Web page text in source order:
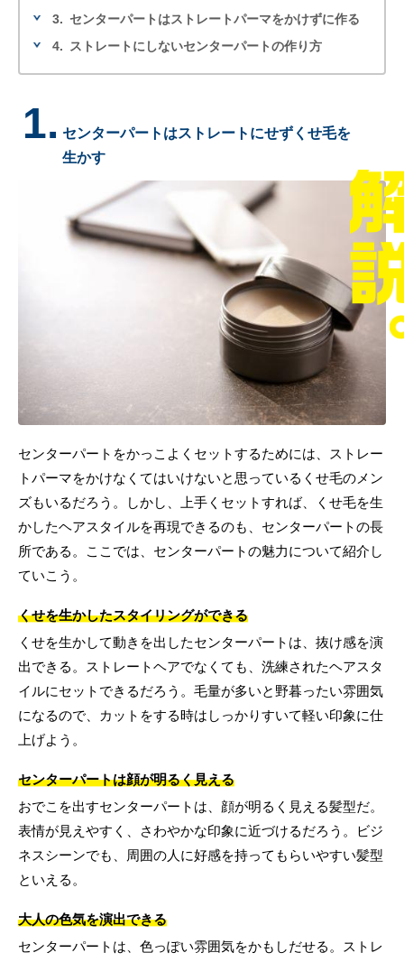
3. センターパートはストレートパーマをかけずに作る
4.
ストレートにしないセンターパートの作り方
1. センターパートはストレートにせずくせ毛を
生かす
センターパートをかっこよくセットするためには、ストレー
トパーマをかけなくてはいけないと思っているくせ毛のメン
ズもいるだろう。しかし、上手くセットすれば、くせ毛を生
かしたヘアスタイルを再現できるのも、センターパートの長
所である。ここでは、センターパートの魅力について紹介し
ていこう。
くせを生かしたスタイリングができる
くせを生かして動きを出したセンターパートは、抜け感を演
出できる。ストレートヘアでなくても、洗練されたヘアスタ
イルにセットできるだろう。毛量が多いと野暮ったい雰囲気
になるので、カットをする時はしっかりすいて軽い印象に仕
上げよう。
センターパートは顔が明るく見える
おでこを出すセンターパートは、顔が明るく見える髪型だ。
表情が見えやすく、さわやかな印象に近づけるだろう。ビジ
ネスシーンでも、周囲の人に好感を持ってもらいやすい髪型
といえる。
大人の色気を演出できる
センターパートは、色っぽい雰囲気をかもしだせる。ストレ